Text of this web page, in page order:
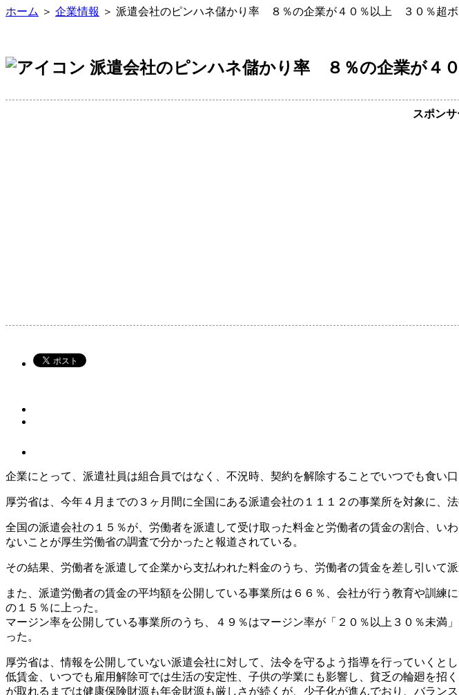
ホーム ＞ 企業情報 ＞ 派遣会社のピンハネ儲かり率 ８％の企業が４０％以上 ３０％超
派遣会社のピンハネ儲かり率 ８％の企業が４
スポン
企業にとって、派遣社員は組合員ではなく、不況時、契約を解除することでいつでも食い
厚労省は、今年４月までの３ヶ月間に全国にある派遣会社の１１１２の事業所を対象に、
全国の派遣会社の１５％が、労働者を派遣して受け取った料金と労働者の賃金の割合、
ないことが厚生労働省の調査で分かったと報道されている。
その結果、労働者を派遣して企業から支払われた料金のうち、労働者の賃金を差し引いて
また、派遣労働者の賃金の平均額を公開している事業所は６６％、会社が行う教育や訓
の１５％に上った。
マージン率を公開している事業所のうち、４９％はマージン率が「２０％以上３０％未
った。
厚労省は、情報を公開していない派遣会社に対して、法令を守るよう指導を行っていくとし
低賃金、いつでも雇用解除可では生活の安定性、子供の学業にも影響し、貧乏の輪廻を
が取れるまでは健康保険財源も年金財源も厳しさが続くが、少子化が進んでおり、バラン